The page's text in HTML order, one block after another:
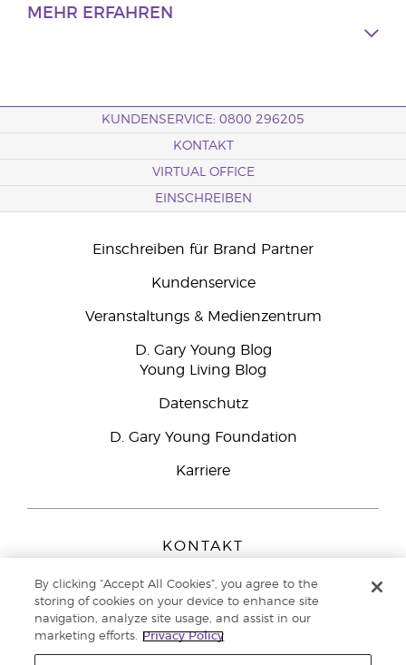
MEHR ERFAHREN
KUNDENSERVICE: 0800 296205
KONTAKT
VIRTUAL OFFICE
EINSCHREIBEN
Einschreiben für Brand Partner
Kundenservice
Veranstaltungs & Medienzentrum
D. Gary Young Blog
Young Living Blog
Datenschutz
D. Gary Young Foundation
Karriere
KONTAKT
Peizerweg 97
9727 AJ Groningen
Netherlands
Kundenservice:0800-296205
By clicking “Accept All Cookies”, you agree to the
storing of cookies on your device to enhance site
navigation, analyze site usage, and assist in our
marketing efforts.
Privacy Policy